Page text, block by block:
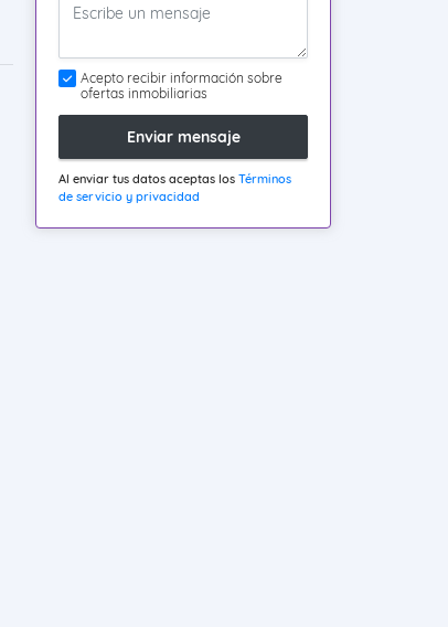
Acepto recibir información sobre
ofertas inmobiliarias
Enviar mensaje
Al enviar tus datos aceptas los Términos
de servicio y privacidad